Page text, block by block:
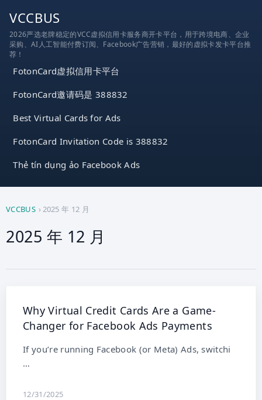
VCCBUS
2026严选老牌稳定的VCC虚拟信用卡服务商开卡平台，用于跨境电商、企业
采购、AI人工智能付费订阅、Facebook广告营销，最好的虚拟卡发卡平台推
荐！
FotonCard虚拟信用卡平台
FotonCard邀请码是 388832
Best Virtual Cards for Ads
FotonCard Invitation Code is 388832
Thẻ tín dụng ảo Facebook Ads
VCCBUS › 2025 年 12 月
2025 年 12 月
Why Virtual Credit Cards Are a Game-
Changer for Facebook Ads Payments
If you’re running Facebook (or Meta) Ads, switchi
…
12/31/2025